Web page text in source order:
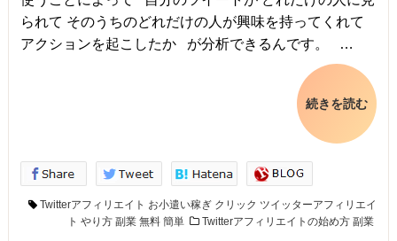
られて そのうちのどれだけの人が興味を持ってくれて
アクションを起こしたか が分析できるんです。 …
続きを読む
Twitterアフィリエイト お小遣い稼ぎ クリック ツイッターアフィリエイ
ト やり方 副業 無料 簡単 Twitterアフィリエイトの始め方 副業